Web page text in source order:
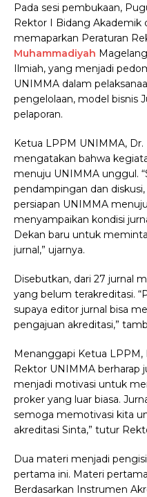
Pada sesi pembukaan,
Rektor I Bidang Akademik
memaparkan Peraturan
Muhammadiyah
Ilmiah, yang menjadi
UNIMMA dalam
pengelolaan, model bisnis
pelaporan.
Ketua LPPM UNIMMA, Dr.
mengatakan bahwa
menuju UNIMMA unggul.
pendampingan dan
persiapan UNIMMA
menyampaikan kondisi
Dekan baru untuk
jurnal,” ujarnya.
Disebutkan, dari 27 jurnal
yang belum terakreditasi.
supaya editor jurnal bisa
pengajuan akreditasi,”
Menanggapi Ketua LPPM,
Rektor UNIMMA berharap
menjadi motivasi untuk
proker yang luar biasa.
semoga memotivasi kita
akreditasi Sinta,” tutur
Dua materi menjadi
pertama ini. Materi
Berdasarkan Instrumen